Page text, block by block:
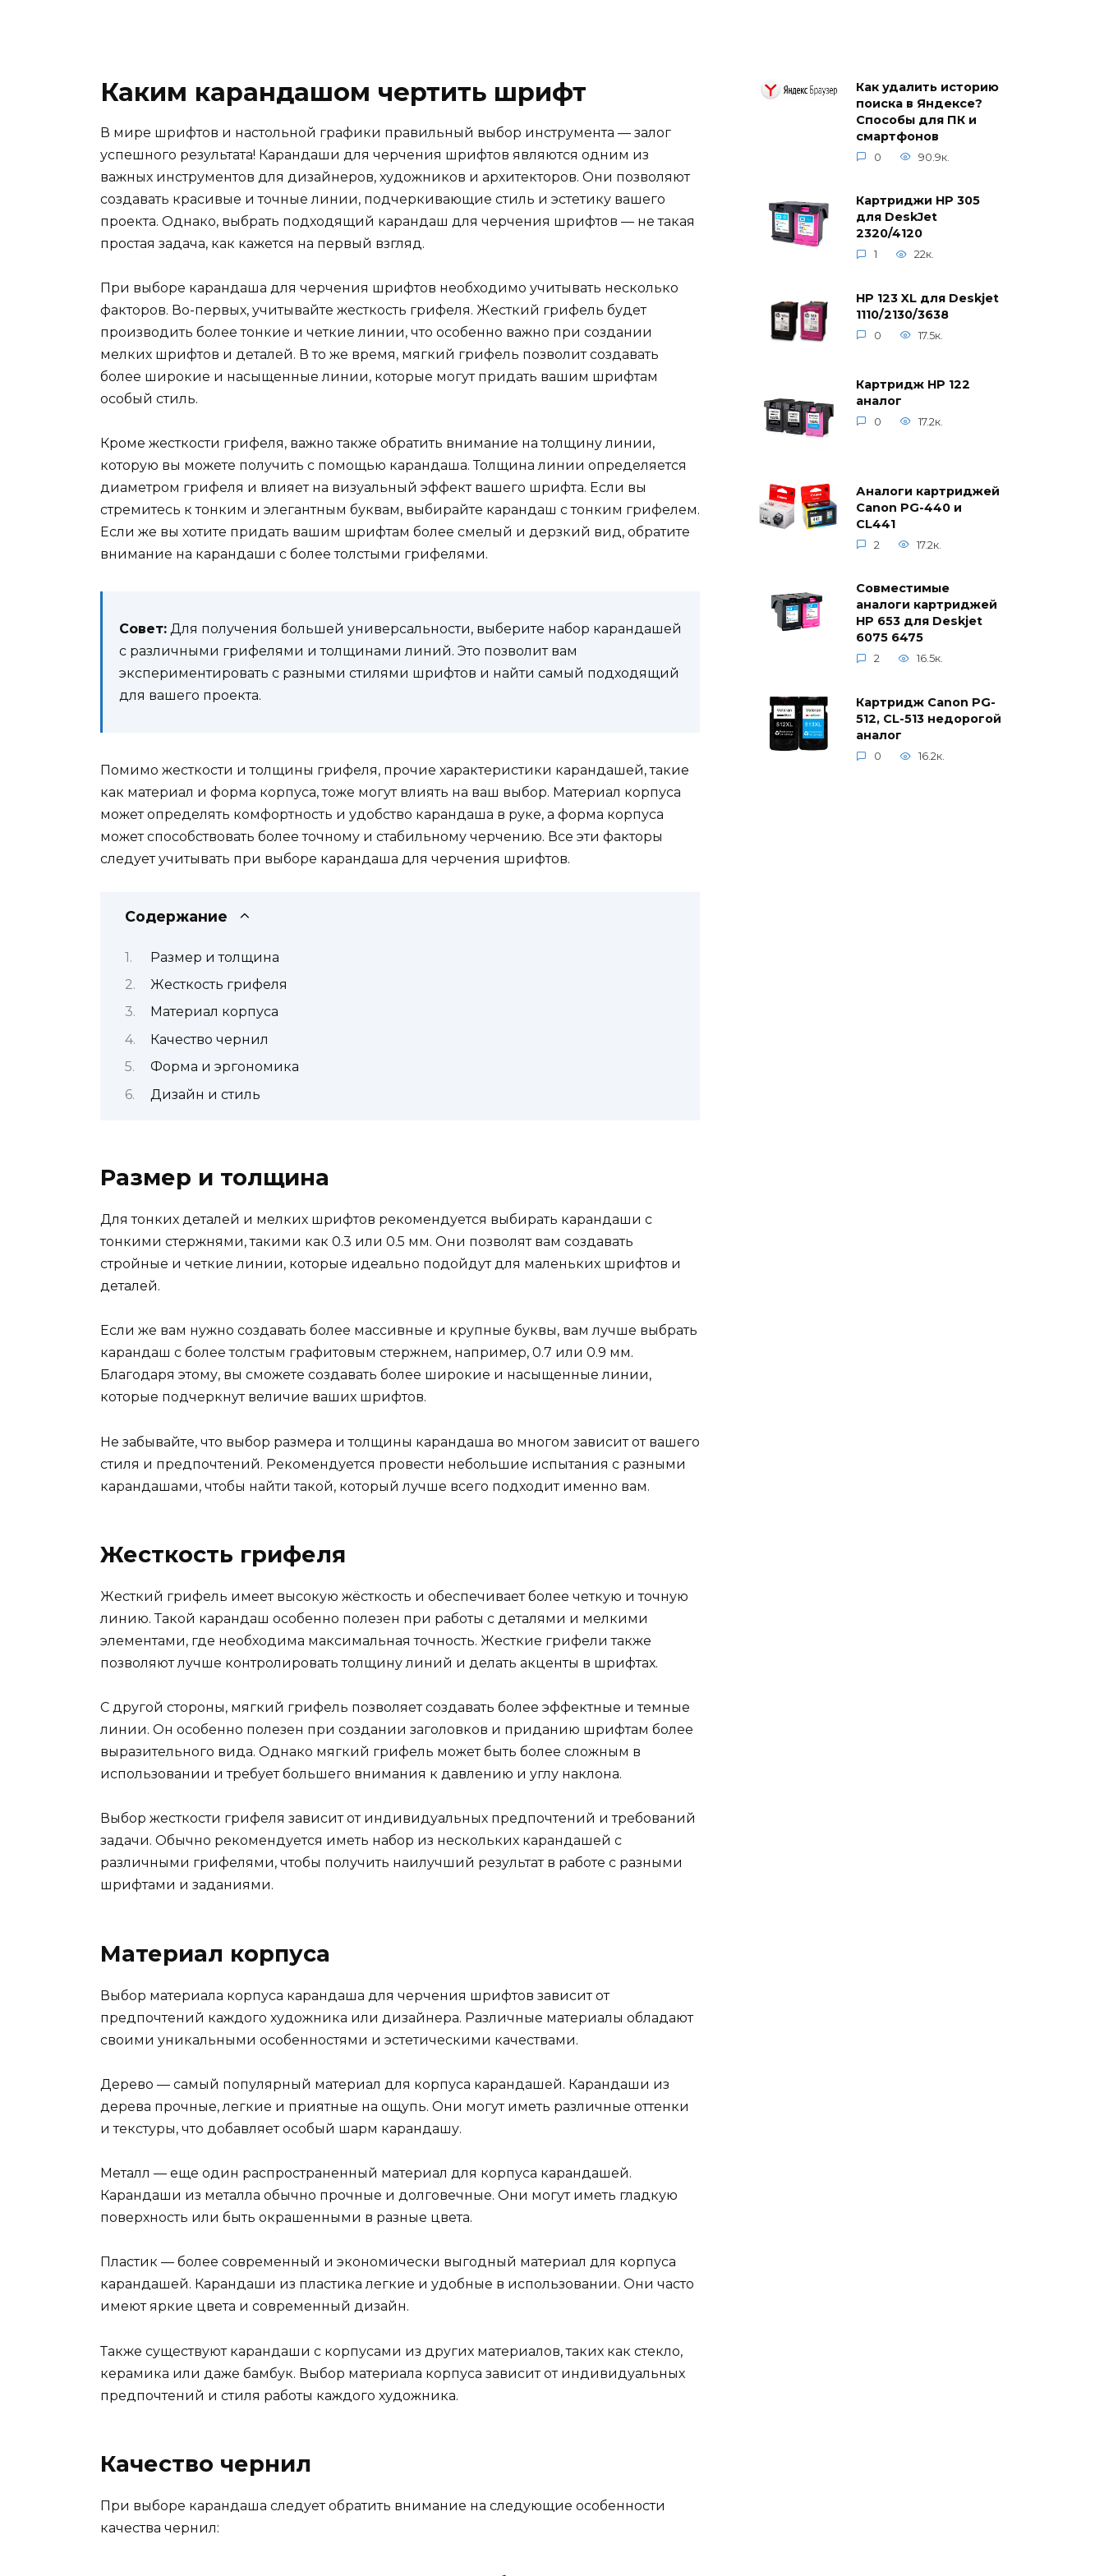
Каким карандашом чертить шрифт
В мире шрифтов и настольной графики правильный выбор инструмента — залог
успешного результата! Карандаши для черчения шрифтов являются одним из
важных инструментов для дизайнеров, художников и архитекторов. Они позволяют
создавать красивые и точные линии, подчеркивающие стиль и эстетику вашего
проекта. Однако, выбрать подходящий карандаш для черчения шрифтов — не такая
простая задача, как кажется на первый взгляд.
При выборе карандаша для черчения шрифтов необходимо учитывать несколько
факторов. Во-первых, учитывайте жесткость грифеля. Жесткий грифель будет
производить более тонкие и четкие линии, что особенно важно при создании
мелких шрифтов и деталей. В то же время, мягкий грифель позволит создавать
более широкие и насыщенные линии, которые могут придать вашим шрифтам
особый стиль.
Кроме жесткости грифеля, важно также обратить внимание на толщину линии,
которую вы можете получить с помощью карандаша. Толщина линии определяется
диаметром грифеля и влияет на визуальный эффект вашего шрифта. Если вы
стремитесь к тонким и элегантным буквам, выбирайте карандаш с тонким грифелем.
Если же вы хотите придать вашим шрифтам более смелый и дерзкий вид, обратите
внимание на карандаши с более толстыми грифелями.
Совет: Для получения большей универсальности, выберите набор карандашей
с различными грифелями и толщинами линий. Это позволит вам
экспериментировать с разными стилями шрифтов и найти самый подходящий
для вашего проекта.
Помимо жесткости и толщины грифеля, прочие характеристики карандашей, такие
как материал и форма корпуса, тоже могут влиять на ваш выбор. Материал корпуса
может определять комфортность и удобство карандаша в руке, а форма корпуса
может способствовать более точному и стабильному черчению. Все эти факторы
следует учитывать при выборе карандаша для черчения шрифтов.
Содержание
Размер и толщина
Жесткость грифеля
Материал корпуса
Качество чернил
Форма и эргономика
Дизайн и стиль
Размер и толщина
Для тонких деталей и мелких шрифтов рекомендуется выбирать карандаши с
тонкими стержнями, такими как 0.3 или 0.5 мм. Они позволят вам создавать
стройные и четкие линии, которые идеально подойдут для маленьких шрифтов и
деталей.
Если же вам нужно создавать более массивные и крупные буквы, вам лучше выбрать
карандаш с более толстым графитовым стержнем, например, 0.7 или 0.9 мм.
Благодаря этому, вы сможете создавать более широкие и насыщенные линии,
которые подчеркнут величие ваших шрифтов.
Не забывайте, что выбор размера и толщины карандаша во многом зависит от вашего
стиля и предпочтений. Рекомендуется провести небольшие испытания с разными
карандашами, чтобы найти такой, который лучше всего подходит именно вам.
Жесткость грифеля
Жесткий грифель имеет высокую жёсткость и обеспечивает более четкую и точную
линию. Такой карандаш особенно полезен при работы с деталями и мелкими
элементами, где необходима максимальная точность. Жесткие грифели также
позволяют лучше контролировать толщину линий и делать акценты в шрифтах.
С другой стороны, мягкий грифель позволяет создавать более эффектные и темные
линии. Он особенно полезен при создании заголовков и приданию шрифтам более
выразительного вида. Однако мягкий грифель может быть более сложным в
использовании и требует большего внимания к давлению и углу наклона.
Выбор жесткости грифеля зависит от индивидуальных предпочтений и требований
задачи. Обычно рекомендуется иметь набор из нескольких карандашей с
различными грифелями, чтобы получить наилучший результат в работе с разными
шрифтами и заданиями.
Материал корпуса
Выбор материала корпуса карандаша для черчения шрифтов зависит от
предпочтений каждого художника или дизайнера. Различные материалы обладают
своими уникальными особенностями и эстетическими качествами.
Дерево — самый популярный материал для корпуса карандашей. Карандаши из
дерева прочные, легкие и приятные на ощупь. Они могут иметь различные оттенки
и текстуры, что добавляет особый шарм карандашу.
Металл — еще один распространенный материал для корпуса карандашей.
Карандаши из металла обычно прочные и долговечные. Они могут иметь гладкую
поверхность или быть окрашенными в разные цвета.
Пластик — более современный и экономически выгодный материал для корпуса
карандашей. Карандаши из пластика легкие и удобные в использовании. Они часто
имеют яркие цвета и современный дизайн.
Также существуют карандаши с корпусами из других материалов, таких как стекло,
керамика или даже бамбук. Выбор материала корпуса зависит от индивидуальных
предпочтений и стиля работы каждого художника.
Качество чернил
При выборе карандаша следует обратить внимание на следующие особенности
качества чернил:
Как удалить историю
поиска в Яндексе?
Способы для ПК и
смартфонов
0 90.9к.
Картриджи HP 305
для DeskJet
2320/4120
1 22к.
HP 123 XL для Deskjet
1110/2130/3638
0 17.5к.
Картридж HP 122
аналог
0 17.2к.
Аналоги картриджей
Canon PG-440 и
CL441
2 17.2к.
Совместимые
аналоги картриджей
HP 653 для Deskjet
6075 6475
2 16.5к.
Картридж Canon PG-
512, CL-513 недорогой
аналог
0 16.2к.